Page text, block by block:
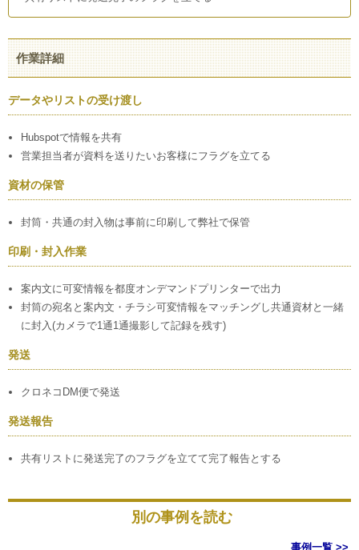
作業詳細
データやリストの受け渡し
Hubspotで情報を共有
営業担当者が資料を送りたいお客様にフラグを立てる
資材の保管
封筒・共通の封入物は事前に印刷して弊社で保管
印刷・封入作業
案内文に可変情報を都度オンデマンドプリンターで出力
封筒の宛名と案内文・チラシ可変情報をマッチングし共通資材と一緒
に封入(カメラで1通1通撮影して記録を残す)
発送
クロネコDM便で発送
発送報告
共有リストに発送完了のフラグを立てて完了報告とする
別の事例を読む
事例一覧 >>